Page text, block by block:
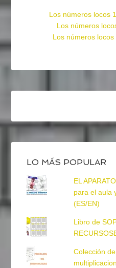
Los números locos
Los números
Los números
LO MÁS POPULAR
EL
para el aula
(ES/EN)
Libro de
Colección